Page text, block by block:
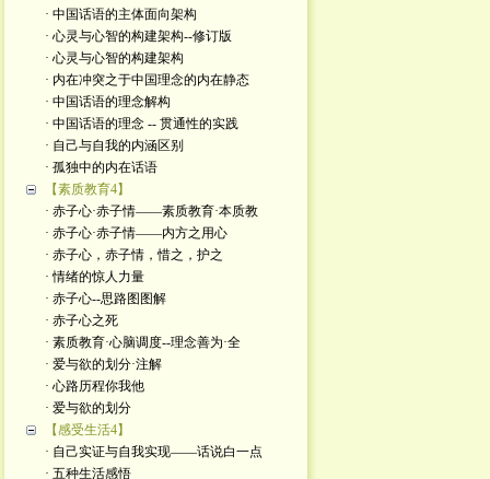
· 中国话语的主体面向架构
· 心灵与心智的构建架构--修订版
· 心灵与心智的构建架构
· 内在冲突之于中国理念的内在静态
· 中国话语的理念解构
· 中国话语的理念 -- 贯通性的实践
· 自己与自我的内涵区别
· 孤独中的内在话语
【素质教育4】
· 赤子心·赤子情——素质教育·本质教
· 赤子心·赤子情——内方之用心
· 赤子心，赤子情，惜之，护之
· 情绪的惊人力量
· 赤子心--思路图图解
· 赤子心之死
· 素质教育·心脑调度--理念善为·全
· 爱与欲的划分·注解
· 心路历程你我他
· 爱与欲的划分
【感受生活4】
· 自己实证与自我实现——话说白一点
· 五种生活感悟